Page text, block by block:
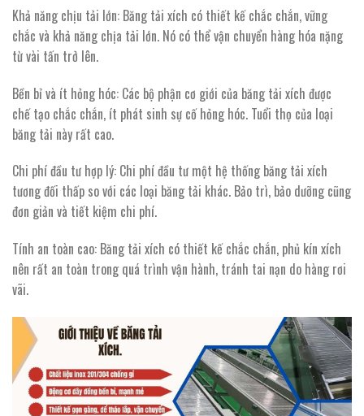
Khả năng chịu tải lớn: Băng tải xích có thiết kế chắc chắn, vững
chắc và khả năng chịa tải lớn. Nó có thể vận chuyển hàng hóa nặng
từ vài tấn trở lên.
Bền bỉ và ít hỏng hóc: Các bộ phận cơ giới của băng tải xích được
chế tạo chắc chắn, ít phát sinh sự cố hỏng hóc. Tuổi thọ của loại
băng tải này rất cao.
Chi phí đầu tư hợp lý: Chi phí đầu tư một hệ thống băng tải xích
tương đối thấp so với các loại băng tải khác. Bảo trì, bảo dưỡng cũng
đơn giản và tiết kiệm chi phí.
Tính an toàn cao: Băng tải xích có thiết kế chắc chắn, phủ kín xích
nên rất an toàn trong quá trình vận hành, tránh tai nạn do hàng rơi
vãi.